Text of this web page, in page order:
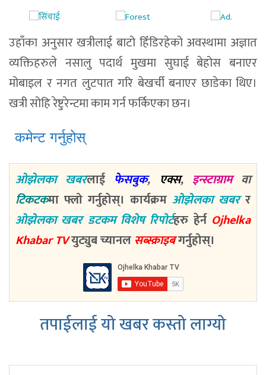
उहाँका अनुसार खत्रीलाई बाटो हिँडिरहेको अवस्थामा अज्ञात
व्यक्तिहरुले नसालु पदार्थ मुखमा सुघाई बेहोस बनाएर
मोबाइल र नगत लुटपात गरि बेखर्ची बनाएर छाडेका थिए।
खत्री सोहि रेष्टुरेन्टमा काम गर्न फर्किएका छन।
कमेन्ट गर्नुहोस्
ओझेलका खबरलाई फेसबुक, एक्स, इन्स्टाग्रामवा
टिकटकमा फ्लो गर्नुहोस्। कार्यक्रम ओझेलका खबरर
ओझेलका खबर डटकम विशेष रिपोर्टहरु हेर्न Ojhelka
Khabar TVयुट्युब च्यानल सब्स्क्राइबगर्नुहोस्।
तपाईलाई यो खबर कस्तो लाग्यो